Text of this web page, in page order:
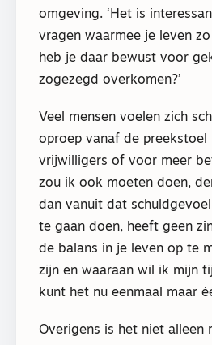
omgeving. ‘Het is
vragen waarmee je leven
heb je daar bewust voor
zogezegd overkomen?’
Veel mensen voelen zich
oproep vanaf de
vrijwilligers of voor meer
zou ik ook moeten doen,
dan vanuit dat
te gaan doen, heeft geen
de balans in je leven op te
zijn en waaraan wil ik mijn
kunt het nu eenmaal maar
Overigens is het niet alleen